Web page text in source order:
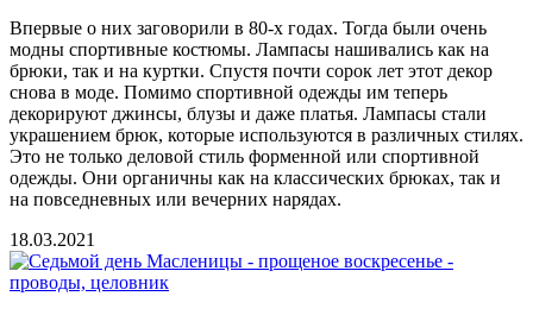
Впервые о них заговорили в 80-х годах. Тогда были очень
модны спортивные костюмы. Лампасы нашивались как на
брюки, так и на куртки. Спустя почти сорок лет этот декор
снова в моде. Помимо спортивной одежды им теперь
декорируют джинсы, блузы и даже платья. Лампасы стали
украшением брюк, которые используются в различных стилях.
Это не только деловой стиль форменной или спортивной
одежды. Они органичны как на классических брюках, так и
на повседневных или вечерних нарядах.
18.03.2021